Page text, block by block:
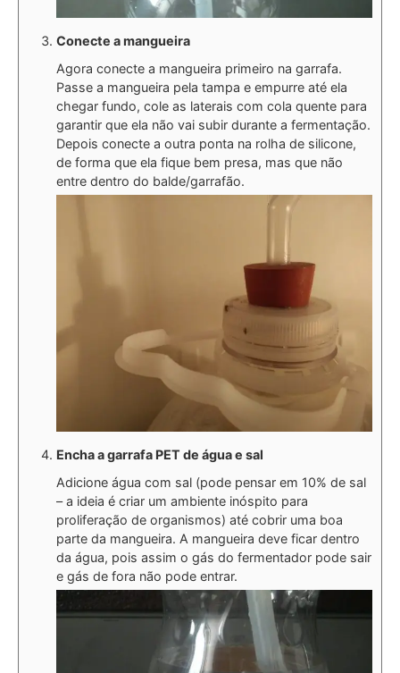
Conecte a mangueira
Agora conecte a mangueira primeiro na garrafa.
Passe a mangueira pela tampa e empurre até ela
chegar fundo, cole as laterais com cola quente para
garantir que ela não vai subir durante a fermentação.
Depois conecte a outra ponta na rolha de silicone,
de forma que ela fique bem presa, mas que não
entre dentro do balde/garrafão.
Encha a garrafa PET de água e sal
Adicione água com sal (pode pensar em 10% de sal
– a ideia é criar um ambiente inóspito para
proliferação de organismos) até cobrir uma boa
parte da mangueira. A mangueira deve ficar dentro
da água, pois assim o gás do fermentador pode sair
e gás de fora não pode entrar.